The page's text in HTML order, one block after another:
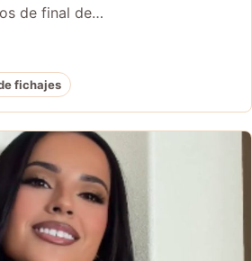
de final de…
fichajes